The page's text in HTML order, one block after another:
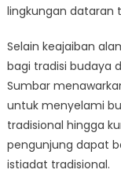
lingkungan dataran
Selain keajaiban
bagi tradisi budaya
Sumbar
untuk menyelami
tradisional hingga
pengunjung dapat
istiadat tradisional.